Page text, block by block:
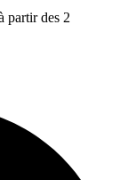
partir des 2